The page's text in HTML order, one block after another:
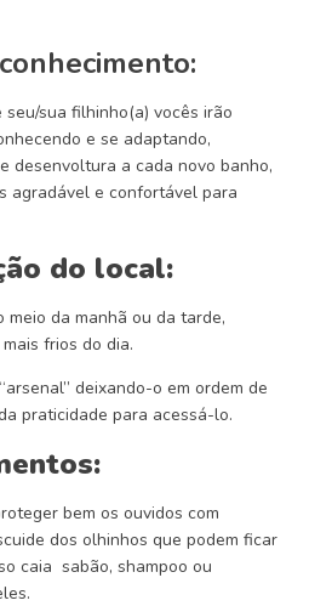
seu/sua filhinho(a) vocês irão
e se adaptando,
desenvoltura a cada novo banho,
agradável e confortável para
do local:
meio da manhã ou da tarde,
frios do dia.
deixando-o em ordem de
praticidade para acessá-lo.
bem os ouvidos com
dos olhinhos que podem ficar
caia sabão, shampoo ou